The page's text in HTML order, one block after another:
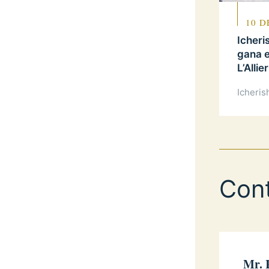
10
gana
Mr.